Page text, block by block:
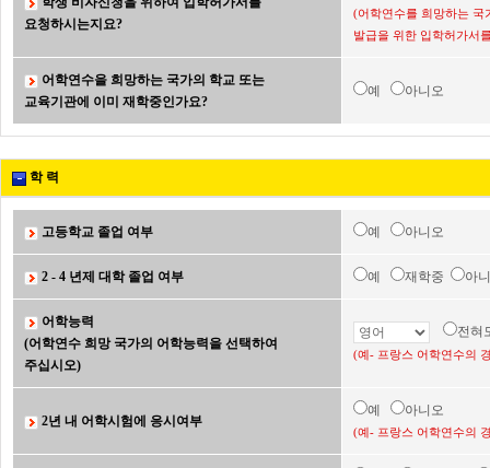
요청하시는지요?
(어학연수를 희망하는 국
발급을 위한 입학허가서
어학연수을 희망하는 국가의 학교 또는
교육기관에 이미 재학중인가요?
예 아니오
학 력
고등학교 졸업 여부 예 아니오
2 - 4 년제 대학 졸업 여부 예 재학중 아
어학능력
(어학연수 희망 국가의 어학능력을 선택하여
주십시오)
전
(예- 프랑스 어학연수의
2년 내 어학시험에 응시여부
예 아니오
(예- 프랑스 어학연수의